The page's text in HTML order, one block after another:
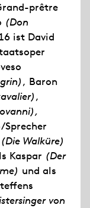
prêtre
(Don
ist David
, Baron
,
Sprecher
(Die Walküre)
Kaspar (Der
und als
von